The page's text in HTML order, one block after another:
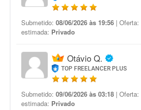
Submetido: 08/06/2026 às 19:56 | Oferta:
estimada: Privado
Otávio Q.
TOP FREELANCER PLUS
Submetido: 09/06/2026 às 03:18 | Oferta:
estimada: Privado